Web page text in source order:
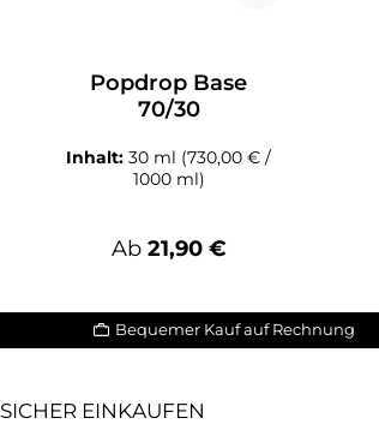
Popdrop Base
70/30
Inhalt:30 ml (730,00 € /
1000 ml)
Regulärer Preis:
Ab 21,90 €
Bequemer Kauf auf Rechnung
SICHER EINKAUFEN